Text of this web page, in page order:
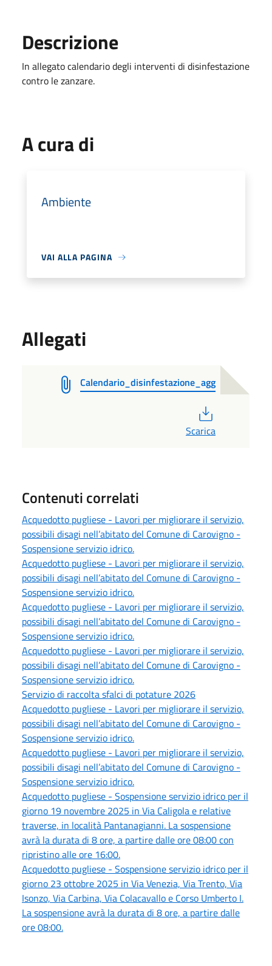
Descrizione
In allegato calendario degli interventi di disinfestazione
contro le zanzare.
A cura di
Ambiente
VAI ALLA PAGINA
Allegati
Calendario_disinfestazione_agg
Scarica
Contenuti correlati
Acquedotto pugliese - Lavori per migliorare il servizio,
possibili disagi nell’abitato del Comune di Carovigno -
Sospensione servizio idrico.
Acquedotto pugliese - Lavori per migliorare il servizio,
possibili disagi nell’abitato del Comune di Carovigno -
Sospensione servizio idrico.
Acquedotto pugliese - Lavori per migliorare il servizio,
possibili disagi nell’abitato del Comune di Carovigno -
Sospensione servizio idrico.
Acquedotto pugliese - Lavori per migliorare il servizio,
possibili disagi nell’abitato del Comune di Carovigno -
Sospensione servizio idrico.
Servizio di raccolta sfalci di potature 2026
Acquedotto pugliese - Lavori per migliorare il servizio,
possibili disagi nell’abitato del Comune di Carovigno -
Sospensione servizio idrico.
Acquedotto pugliese - Lavori per migliorare il servizio,
possibili disagi nell’abitato del Comune di Carovigno -
Sospensione servizio idrico.
Acquedotto pugliese - Sospensione servizio idrico per il
giorno 19 novembre 2025 in Via Caligola e relative
traverse, in località Pantanagianni. La sospensione
avrà la durata di 8 ore, a partire dalle ore 08:00 con
ripristino alle ore 16:00.
Acquedotto pugliese - Sospensione servizio idrico per il
giorno 23 ottobre 2025 in Via Venezia, Via Trento, Via
Isonzo, Via Carbina, Via Colacavallo e Corso Umberto I.
La sospensione avrà la durata di 8 ore, a partire dalle
ore 08:00.